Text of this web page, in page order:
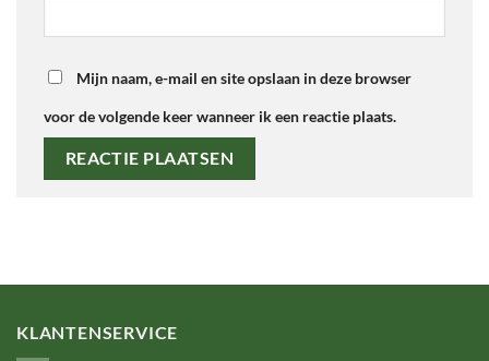
Mijn naam, e-mail en site opslaan in deze browser
voor de volgende keer wanneer ik een reactie plaats.
KLANTENSERVICE